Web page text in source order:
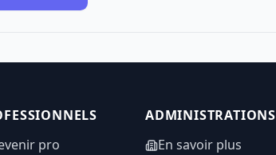
pro
ADMINISTRATIONS
En savoir plus